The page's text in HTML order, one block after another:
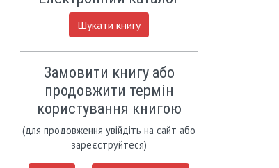
Шукати книгу
Замовити книгу або
продовжити термін
користування книгою
(для продовження увійдіть на сайт або
зареєструйтеся)